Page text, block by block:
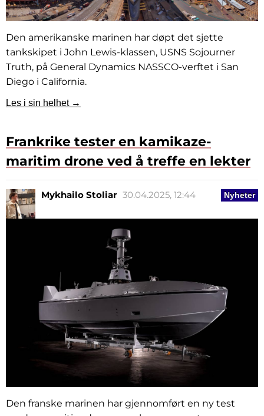
Den amerikanske marinen har døpt det sjette
tankskipet i John Lewis-klassen, USNS Sojourner
Truth, på General Dynamics NASSCO-verftet i San
Diego i California.
Les i sin helhet →
Frankrike tester en kamikaze-
maritim drone ved å treffe en lekter
Nyheter
Mykhailo Stoliar 30.04.2025, 12:44
Den franske marinen har gjennomført en ny test